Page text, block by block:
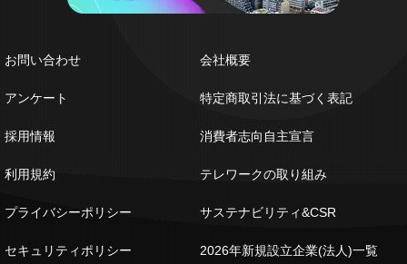
お問い合わせ
アンケート
採用情報
利用規約
プライバシーポリシー
セキュリティポリシー
会社概要
特定商取引法に基づく表記
消費者志向自主宣言
テレワークの取り組み
サステナビリティ&CSR
2026年新規設立企業(法人)一覧